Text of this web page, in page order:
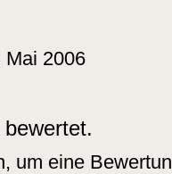
Mai 2006
um eine